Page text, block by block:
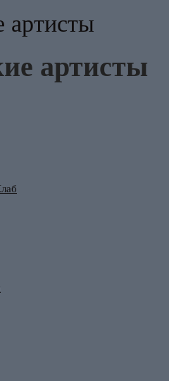
артисты
артисты